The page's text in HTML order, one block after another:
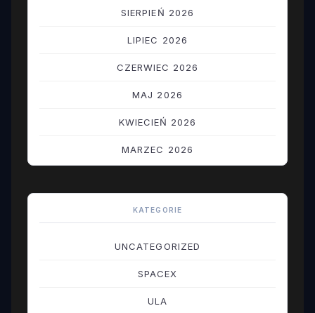
SIERPIEŃ 2026
LIPIEC 2026
CZERWIEC 2026
MAJ 2026
KWIECIEŃ 2026
MARZEC 2026
STYCZEŃ 2026
KATEGORIE
UNCATEGORIZED
SPACEX
ULA